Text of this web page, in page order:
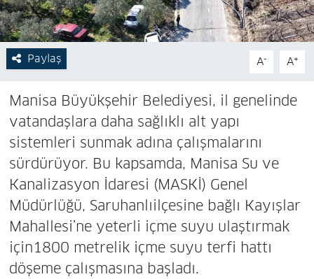
Paylaş A- A+
Manisa Büyükşehir Belediyesi, il genelinde
vatandaşlara daha sağlıklı alt yapı
sistemleri sunmak adına çalışmalarını
sürdürüyor. Bu kapsamda, Manisa Su ve
Kanalizasyon İdaresi (MASKİ) Genel
Müdürlüğü, Saruhanlıilçesine bağlı Kayışlar
Mahallesi’ne yeterli içme suyu ulaştırmak
için1800 metrelik içme suyu terfi hattı
döşeme çalışmasına başladı.